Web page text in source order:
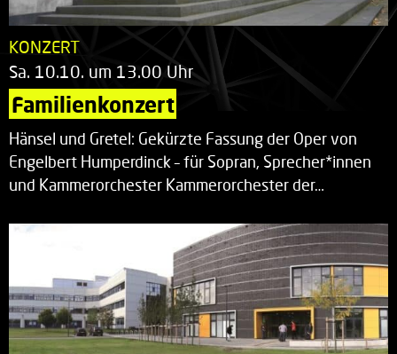
KONZERT
Sa. 10.10. um 13.00 Uhr
Familienkonzert
Hänsel und Gretel: Gekürzte Fassung der Oper von
Engelbert Humperdinck – für Sopran, Sprecher*innen
und Kammerorchester Kammerorchester der…